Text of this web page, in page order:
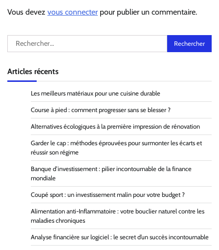
Vous devez vous connecter pour publier un commentaire.
Rechercher :
Articles récents
Les meilleurs matériaux pour une cuisine durable
Course à pied : comment progresser sans se blesser ?
Alternatives écologiques à la première impression de rénovation
Garder le cap : méthodes éprouvées pour surmonter les écarts et
réussir son régime
Banque d’investissement : pilier incontournable de la finance
mondiale
Coupé sport : un investissement malin pour votre budget ?
Alimentation anti-Inflammatoire : votre bouclier naturel contre les
maladies chroniques
Analyse financière sur logiciel : le secret d’un succès incontournable